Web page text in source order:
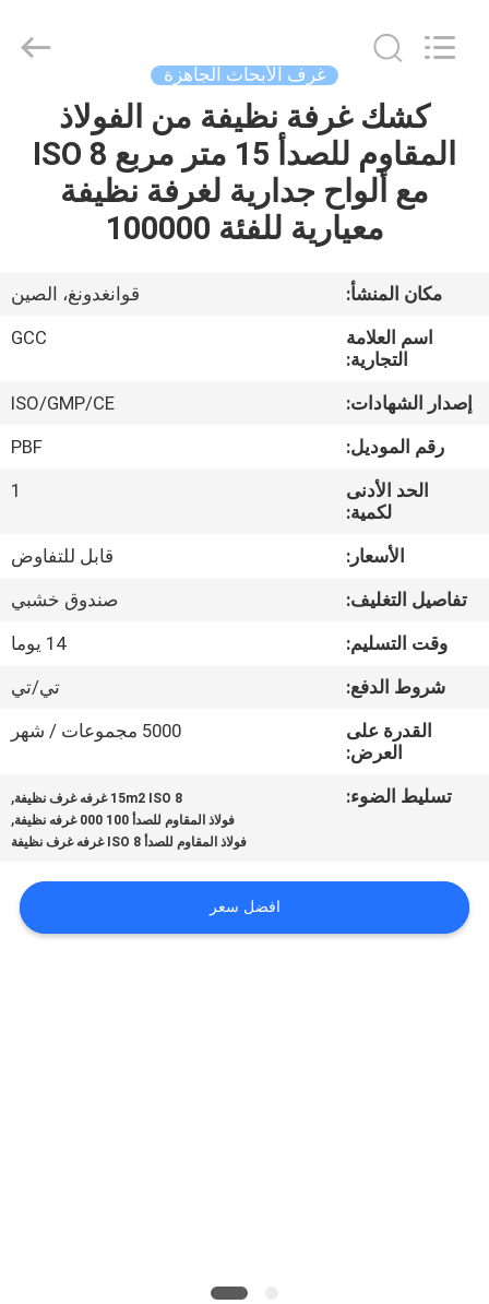
المنزل
المنتجات
فيديو
جولة
المصنع
الجودة
اتصل
أخبار
اطلب
غرف الأبحاث الجاهزة
كشك غرفة نظيفة من الفولاذ
المقاوم للصدأ 15 متر مربع ISO 8
مع ألواح جدارية لغرفة نظيفة
معيارية للفئة 100000
مكان المنشأ:
قوانغدونغ، الصين
اسم العلامة
التجارية:
GCC
إصدار الشهادات:
ISO/GMP/CE
رقم الموديل:
PBF
الحد الأدنى
لكمية:
1
الأسعار:
قابل للتفاوض
تفاصيل التغليف:
صندوق خشبي
وقت التسليم:
14 يوما
شروط الدفع:
تي/تي
القدرة على
العرض:
5000 مجموعات / شهر
تسليط الضوء: 15m2 ISO 8 غرفه غرف نظيفة ,
فولاذ المقاوم للصدأ 100 000 غرفه نظيفة ,
فولاذ المقاوم للصدأ ISO 8 غرفه غرف نظيفة
افضل سعر